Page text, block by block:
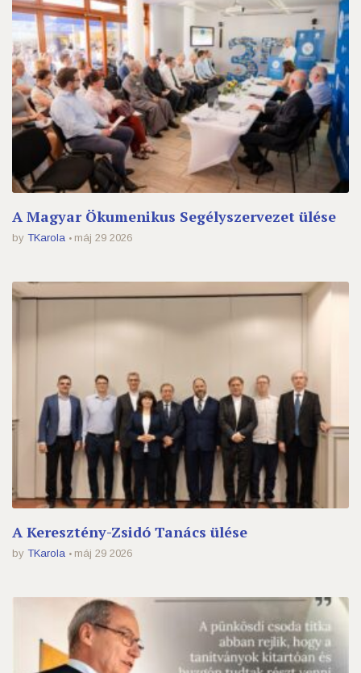
A Magyar Ökumenikus Segélyszervezet ülése
by TKarola máj 29 2026
A Keresztény-Zsidó Tanács ülése
by TKarola máj 29 2026